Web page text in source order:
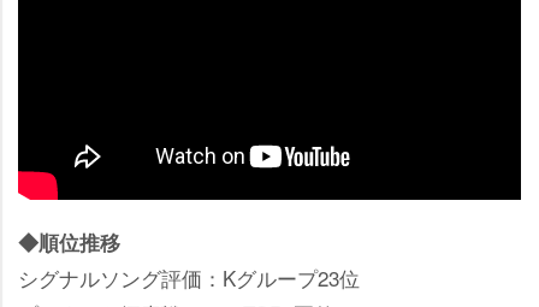
◆順位推移
シグナルソング評価：Kグループ23位